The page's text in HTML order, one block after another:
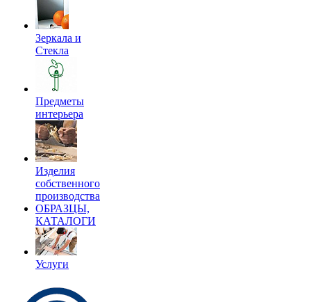
Зеркала и
Стекла
Предметы
интерьера
Изделия
собственного
производства
ОБРАЗЦЫ,
КАТАЛОГИ
Услуги